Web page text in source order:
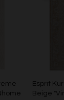
Esprit
Beige